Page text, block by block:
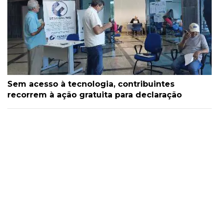
Sem acesso à tecnologia, contribuintes
recorrem à ação gratuita para declaração